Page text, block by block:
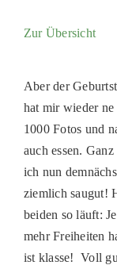
Zur Übersicht
Aber der
hat mir wieder
1000 Fotos und
auch essen.
ich nun
ziemlich saugut!
beiden so läuft:
mehr Freiheiten
ist klasse! Voll